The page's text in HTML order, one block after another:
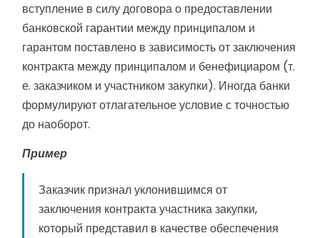
вступление в силу договора о предоставлении
банковской гарантии между принципалом и
гарантом поставлено в зависимость от заключения
контракта между принципалом и бенефициаром (т.
е. заказчиком и участником закупки). Иногда банки
формулируют отлагательное условие с точностью
до наоборот.
Пример
Заказчик признал уклонившимся от
заключения контракта участника закупки,
который представил в качестве обеспечения